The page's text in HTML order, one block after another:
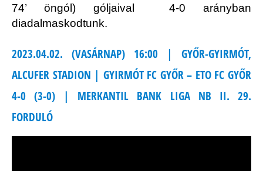
74’ öngól) góljaival 4-0 arányban
diadalmaskodtunk.
2023.04.02. (VASÁRNAP) 16:00 | GYŐR-GYIRMÓT,
ALCUFER STADION | GYIRMÓT FC GYŐR – ETO FC GYŐR
4-0 (3-0) | MERKANTIL BANK LIGA NB II. 29.
FORDULÓ